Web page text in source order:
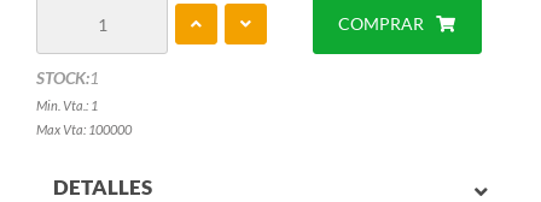
STOCK:1
Min. Vta.: 1
Max Vta: 100000
COMPRAR
DETALLES